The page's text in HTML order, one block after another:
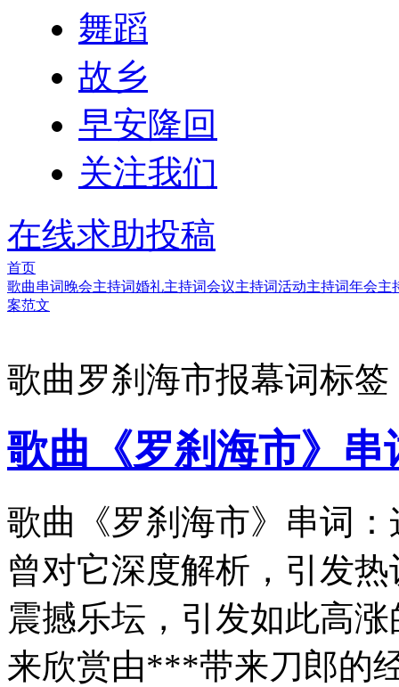
舞蹈
故乡
早安隆回
关注我们
在线求助投稿
首页
歌曲串词晚会主持词婚礼主持词会议主持词活动主持词年会主
案范文
歌曲罗刹海市报幕词标签
歌曲《罗刹海市》串
歌曲《罗刹海市》串词
曾对它深度解析，引发
震撼乐坛，引发如此高
来欣赏由***带来刀郎的